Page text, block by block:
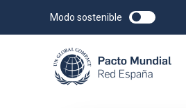
Modo sostenible